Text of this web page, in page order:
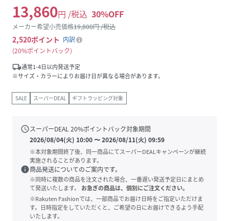
13,860円 /税込 30%OFF
メーカー希望小売価格19,800円 /税込
2,520ポイント 内訳
20%ポイントバック
local_shipping通常1-4日以内発送予定
※サイズ・カラーによりお届け日が異なる場合があります。
SALE スーパーDEAL ギフトラッピング対象
scheduleスーパーDEAL20%ポイントバック対象期間
2026/08/04(火) 10:00〜2026/08/11(火) 09:59
※本対象期間終了後、同一商品にてスーパーDEALキャンペーンが継続
実施されることがあります。
info商品発送についてのご案内です。
※同時に複数の商品を注文された場合、一番遅い発送予定日にまとめ
て発送いたします。
お急ぎの商品は、個別にご注文ください。
※Rakuten Fashionでは、一部商品でお届け日時をご指定いただけま
す。日時指定をしていただくと、ご希望の日にお届けできるよう手配
いたします。